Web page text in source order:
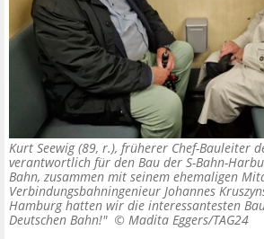
Kurt Seewig (89, r.), früherer Chef-Bauleiter
verantwortlich für den Bau der S-Bahn-
Bahn, zusammen mit seinem ehemaligen
Verbindungsbahningenieur Johannes
Hamburg hatten wir die interessantesten
Deutschen Bahn!" © Madita Eggers/TAG24